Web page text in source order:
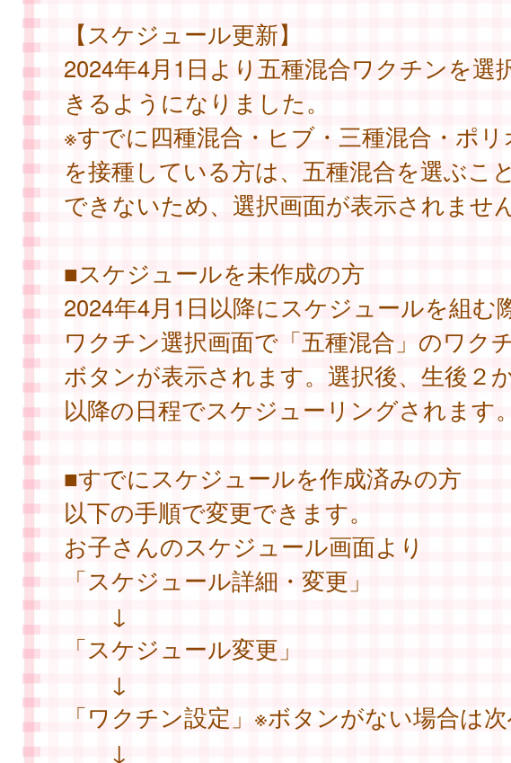
【スケジュール更新】
2024年4月1日より五種混合ワクチンを選
きるようになりました。
※すでに四種混合・ヒブ・三種混合・ポリ
を接種している方は、五種混合を選ぶこ
できないため、選択画面が表示されませ
■スケジュールを未作成の方
2024年4月1日以降にスケジュールを組む
ワクチン選択画面で「五種混合」のワク
ボタンが表示されます。選択後、生後２
以降の日程でスケジューリングされます
■すでにスケジュールを作成済みの方
以下の手順で変更できます。
お子さんのスケジュール画面より
「スケジュール詳細・変更」
↓
「スケジュール変更」
↓
「ワクチン設定」※ボタンがない場合は
↓